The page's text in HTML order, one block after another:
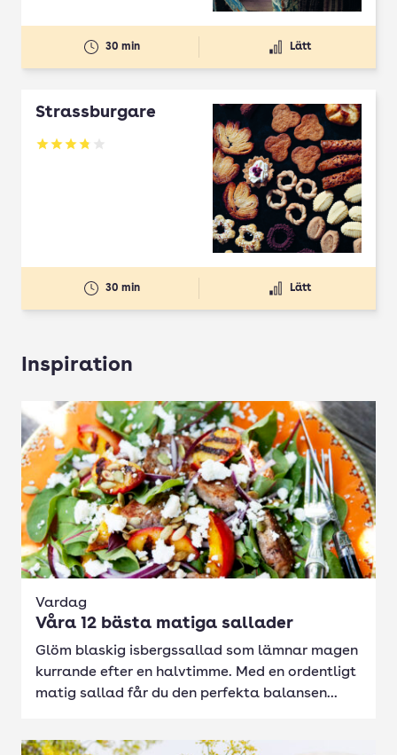
30 min Lätt
Strassburgare
Betyg: 3.78 av 5
30 min Lätt
Inspiration
Vardag
Våra 12 bästa matiga sallader
Glöm blaskig isbergssallad som lämnar magen
kurrande efter en halvtimme. Med en ordentligt
matig sallad får du den perfekta balansen...